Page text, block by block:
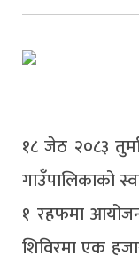
१८ जेठ २०८३
गाउँपालिकाको
१ रहफमा
शिविरमा एक